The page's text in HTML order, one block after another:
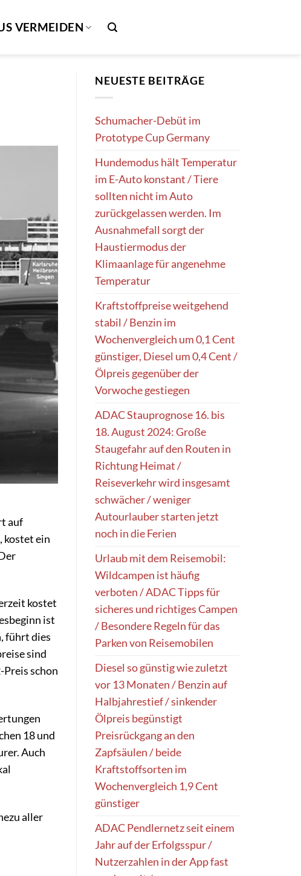
VERMEIDEN
auf
kostet ein
kostet
ist
führt dies
sind
Preis schon
18 und
Auch
aller
NEUESTE BEITRÄGE
Schumacher-Debüt im
Prototype Cup Germany
Hundemodus hält Temperatur
im E-Auto konstant / Tiere
sollten nicht im Auto
zurückgelassen werden. Im
Ausnahmefall sorgt der
Haustiermodus der
Klimaanlage für angenehme
Temperatur
Kraftstoffpreise weitgehend
stabil / Benzin im
Wochenvergleich um 0,1 Cent
günstiger, Diesel um 0,4 Cent /
Ölpreis gegenüber der
Vorwoche gestiegen
ADAC Stauprognose 16. bis
18. August 2024: Große
Staugefahr auf den Routen in
Richtung Heimat /
Reiseverkehr wird insgesamt
schwächer / weniger
Autourlauber starten jetzt
noch in die Ferien
Urlaub mit dem Reisemobil:
Wildcampen ist häufig
verboten / ADAC Tipps für
sicheres und richtiges Campen
/ Besondere Regeln für das
Parken von Reisemobilen
Diesel so günstig wie zuletzt
vor 13 Monaten / Benzin auf
Halbjahrestief / sinkender
Ölpreis begünstigt
Preisrückgang an den
Zapfsäulen / beide
Kraftstoffsorten im
Wochenvergleich 1,9 Cent
günstiger
ADAC Pendlernetz seit einem
Jahr auf der Erfolgsspur /
Nutzerzahlen in der App fast